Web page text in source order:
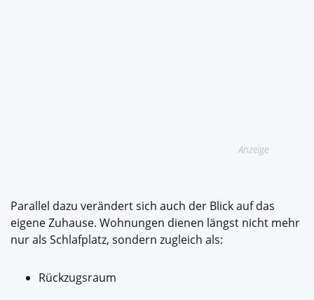
Anzeige
Parallel dazu verändert sich auch der Blick auf das
eigene Zuhause. Wohnungen dienen längst nicht mehr
nur als Schlafplatz, sondern zugleich als:
Rückzugsraum